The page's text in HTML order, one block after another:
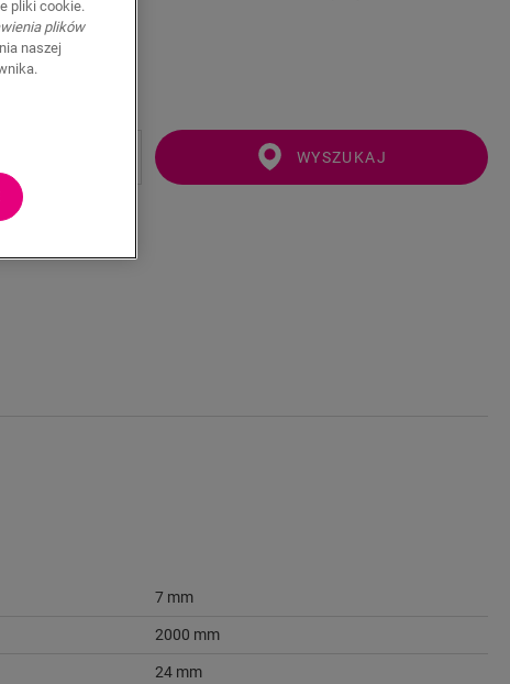
WYSZUKAJ
7 mm
2000 mm
24 mm
pliki cookie.
plików
naszej